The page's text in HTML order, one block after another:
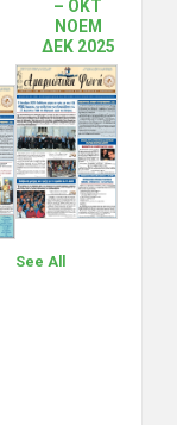
– ΟΚΤ
ΝΟΕΜ
ΔΕΚ 2025
See All